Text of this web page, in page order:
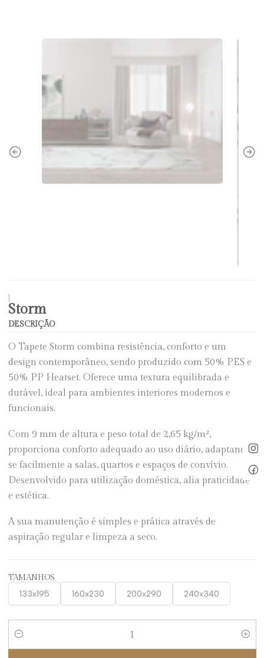
Storm
DESCRIÇÃO
O Tapete Storm combina resistência, conforto e um
design contemporâneo, sendo produzido com 50% PES e
50% PP Heatset. Oferece uma textura equilibrada e
durável, ideal para ambientes interiores modernos e
funcionais.
Com 9 mm de altura e peso total de 2,65 kg/m²,
proporciona conforto adequado ao uso diário, adaptando-
se facilmente a salas, quartos e espaços de convívio.
Desenvolvido para utilização doméstica, alia praticidade
e estética.
A sua manutenção é simples e prática através de
aspiração regular e limpeza a seco.
TAMANHOS
133x195 160x230 200x290 240x340
Quantidade